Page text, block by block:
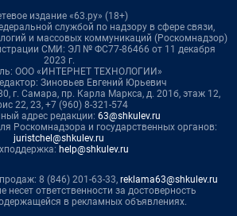
издание «63.ру» (18+)
службой по надзору в сфере связи,
и массовых коммуникаций (Роскомнадзор)
СМИ: ЭЛ № ФС77-86466 от 11 декабря
2023 г.
ООО «ИНТЕРНЕТ ТЕХНОЛОГИИ»
Зиновьев Евгений Юрьевич
г. Самара, пр. Карла Маркса, д. 201б, этаж 12,
22, 23, +7 (960) 8-321-574
адрес редакции: 63@shkulev.ru
Роскомнадзора и государственных органов:
juristchel@shkulev.ru
help@shkulev.ru
8 (846) 201-63-33, reklama63@shkulev.ru
несет ответственности за достоверность
в рекламных объявлениях.